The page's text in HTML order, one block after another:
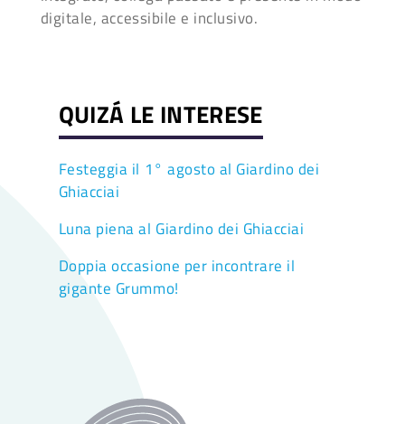
digitale, accessibile e inclusivo.
QUIZÁ LE INTERESE
Festeggia il 1° agosto al Giardino dei
Ghiacciai
Luna piena al Giardino dei Ghiacciai
Doppia occasione per incontrare il
gigante Grummo!